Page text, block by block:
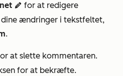
edit for at redigere
ændringer i tekstfeltet,
.
at slette kommentaren.
for at bekræfte.